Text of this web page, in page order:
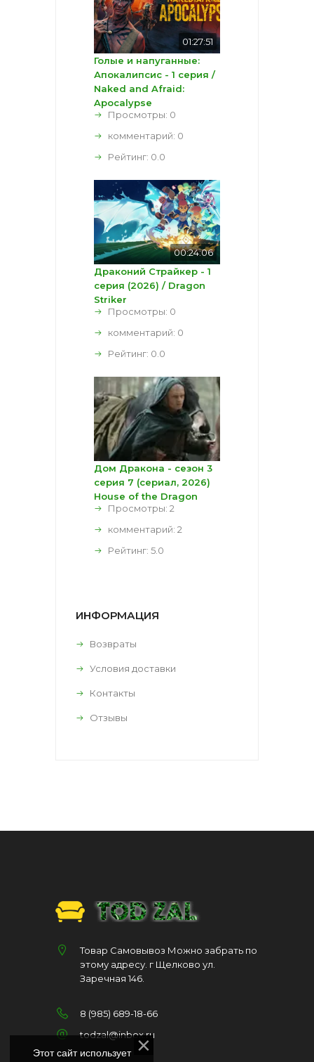
01:27:51
Голые и напуганные:
Апокалипсис - 1 серия /
Naked and Afraid:
Apocalypse
Просмотры: 0
комментарий: 0
Рейтинг: 0.0
00:24:06
Драконий Страйкер - 1
серия (2026) / Dragon
Striker
Просмотры: 0
комментарий: 0
Рейтинг: 0.0
Дом Дракона - сезон 3
серия 7 (сериал, 2026)
House of the Dragon
Просмотры: 2
комментарий: 2
Рейтинг: 5.0
ИНФОРМАЦИЯ
Возвраты
Условия доставки
Контакты
Отзывы
Товар Самовывоз Можно забрать по
этому адресу. г Щелково ул.
Заречная 146.
8 (985) 689-18-66
todzal@inbox.ru
Этот сайт использует